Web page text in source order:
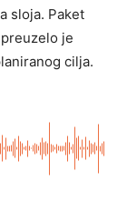
sloja. Paket
je
cilja.